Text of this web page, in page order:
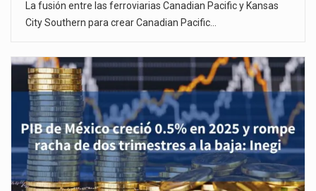
La fusión entre las ferroviarias Canadian Pacific y Kansas
City Southern para crear Canadian Pacific…